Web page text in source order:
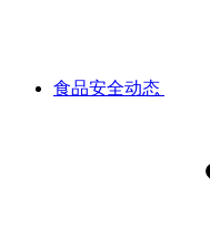
食品安全动态